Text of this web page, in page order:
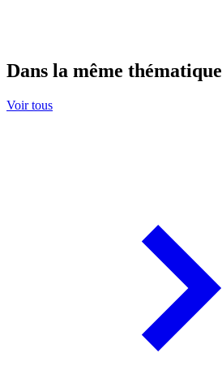
Dans la même thématique
Voir tous